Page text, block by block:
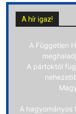
A hír igaz!
A Független
A pártoktól
A hagyományos